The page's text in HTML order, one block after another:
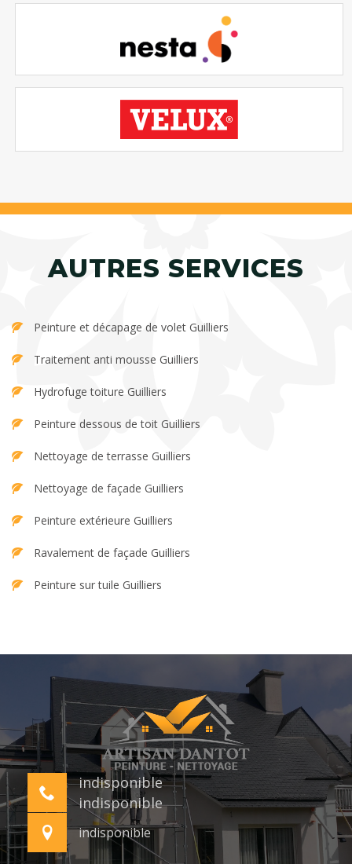
AUTRES SERVICES
Peinture et décapage de volet Guilliers
Traitement anti mousse Guilliers
Hydrofuge toiture Guilliers
Peinture dessous de toit Guilliers
Nettoyage de terrasse Guilliers
Nettoyage de façade Guilliers
Peinture extérieure Guilliers
Ravalement de façade Guilliers
Peinture sur tuile Guilliers
indisponible
indisponible
indisponible